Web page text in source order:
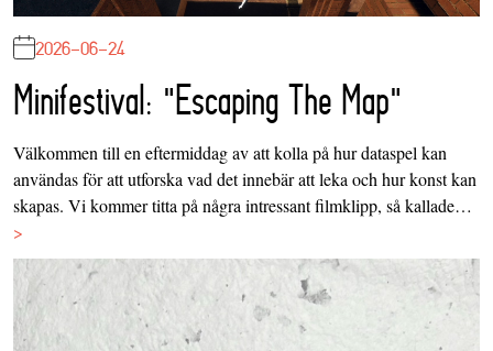
2026-06-24
Minifestival: "Escaping The Map"
Välkommen till en eftermiddag av att kolla på hur dataspel kan
användas för att utforska vad det innebär att leka och hur konst kan
skapas. Vi kommer titta på några intressant filmklipp, så kallade…
>